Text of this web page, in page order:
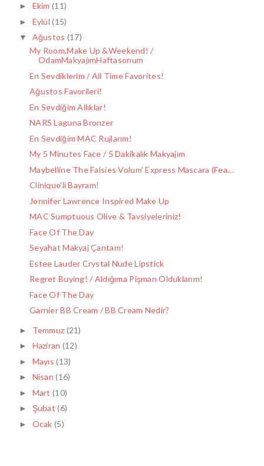
► Ekim(11)
► Eylül(15)
▼ Ağustos (17)
My Room,Make Up &Weekend! /
OdamMakyajımHaftasonum
En Sevdiklerim / All Time Favorites!
Ağustos Favorileri!
En Sevdiğim Allıklar!
NARS Laguna Bronzer
En Sevdiğim MAC Rujlarım!
My 5 Minutes Face / 5 Dakikalık Makyajım
Maybelline The Falsies Volum' Express Mascara (Fea...
Clinique'li Bayram!
Jennifer Lawrence Inspired Make Up
MAC Sumptuous Olive & Tavsiyeleriniz!
Face Of The Day
Seyahat Makyaj Çantam!
Estee Lauder Crystal Nude Lipstick
Regret Buying! / Aldığıma Pişman Olduklarım!
Face Of The Day
Garnier BB Cream / BB Cream Nedir?
► Temmuz (21)
► Haziran (12)
► Mayıs(13)
► Nisan(16)
► Mart(10)
► Şubat(6)
► Ocak(5)